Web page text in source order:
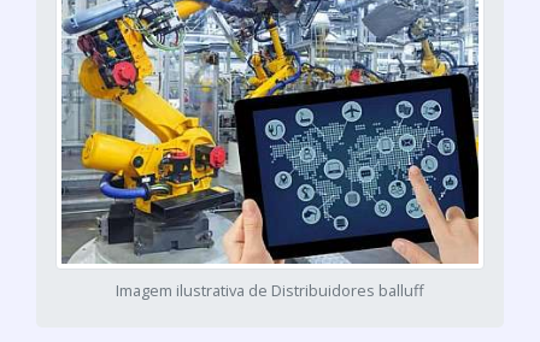
Imagem ilustrativa de Distribuidores balluff